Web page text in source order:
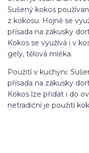
Sušený kokos
z kokosu. Hojně se
přísada na zákusky
Kokos se využívá i v
gely, tělová mléka.
Použití v kuchyni:
přísada na zákusky
Kokos lze přidat i do
netradiční je použití